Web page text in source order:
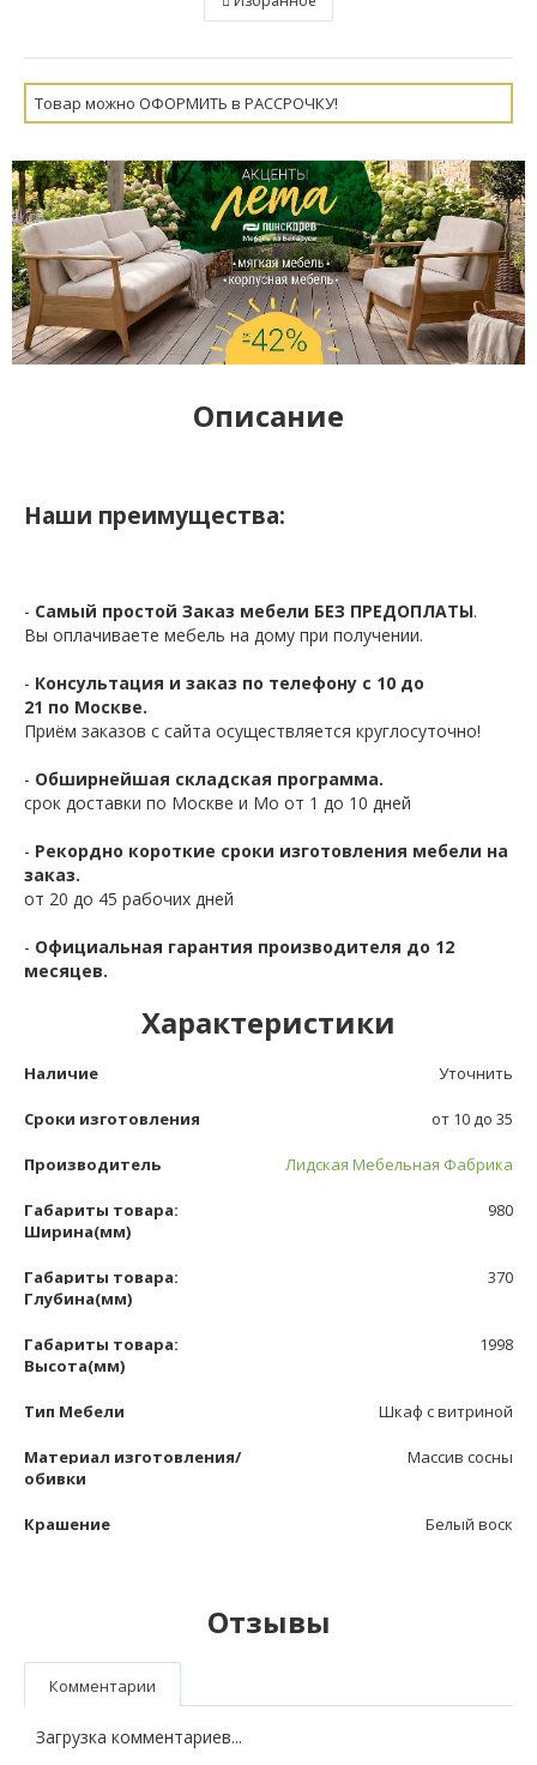
Товар можно ОФОРМИТЬ в РАССРОЧКУ!
Описание
Наши преимущества:
- Самый простой Заказ мебели БЕЗ ПРЕДОПЛАТЫ.
Вы оплачиваете мебель на дому при получении.
- Консультация и заказ по телефону с 10 до
21 по Москве.
Приём заказов с сайта осуществляется круглосуточно!
- Обширнейшая складская программа.
срок доставки по Москве и Мо от 1 до 10 дней
- Рекордно короткие сроки изготовления мебели на
заказ.
от 20 до 45 рабочих дней
- Официальная гарантия производителя до 12
месяцев.
Характеристики
Наличие Уточнить
Сроки изготовления от 10 до 35
Производитель Лидская Мебельная Фабрика
Габариты товара:
Ширина(мм)
980
Габариты товара:
Глубина(мм)
370
Габариты товара:
Высота(мм)
1998
Тип Мебели Шкаф с витриной
Материал изготовления/
обивки
Массив сосны
Крашение Белый воск
Отзывы
Комментарии
Загрузка комментариев...